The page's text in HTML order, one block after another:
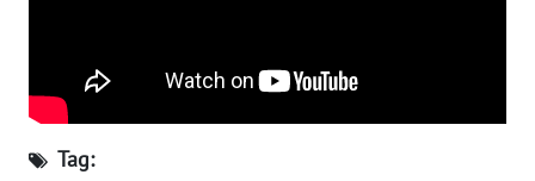
Tag:
WN
KALBAR